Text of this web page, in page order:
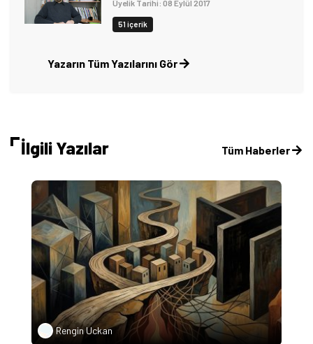
Üyelik Tarihi: 08 Eylül 2017
51 içerik
Yazarın Tüm Yazılarını Gör
İlgili Yazılar Tüm Haberler
Rengin Uckan